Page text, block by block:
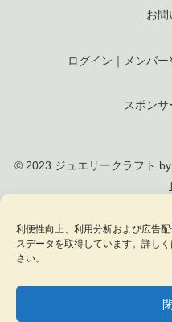
利便性向上、利用分析および広告
スデータを取得しています。詳しく
さい。
お問
ログイン ｜ メンバー
スポンサ
© 2023 ジュエリークラフト
私達は、地方創生SDGs官民連
私達は、（一社）日本ジュエリー協会